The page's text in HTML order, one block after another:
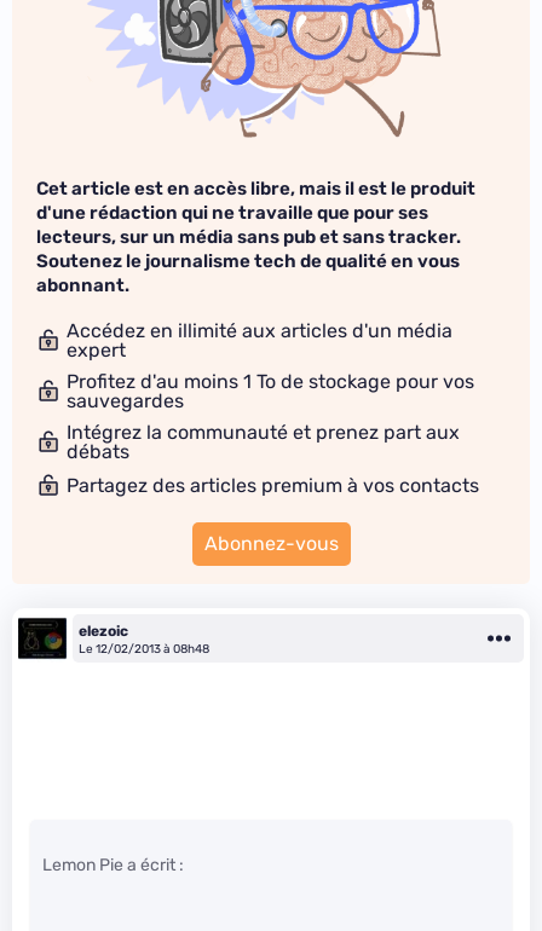
Cet article est en accès libre, mais il est le produit
d'une rédaction qui ne travaille que pour ses
lecteurs, sur un média sans pub et sans tracker.
Soutenez le journalisme tech de qualité en vous
abonnant.
Accédez en illimité aux articles d'un média
expert
Profitez d'au moins 1 To de stockage pour vos
sauvegardes
Intégrez la communauté et prenez part aux
débats
Partagez des articles premium à vos contacts
Abonnez-vous
elezoic
Le 12/02/2013 à 08h48
Lemon Pie a écrit :